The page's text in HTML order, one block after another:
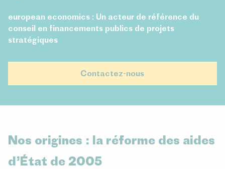
european economics : Un acteur de référence du
conseil en financements publics de projets
stratégiques
Contactez-nous
Nos origines : la réforme des aides
d’État de 2005